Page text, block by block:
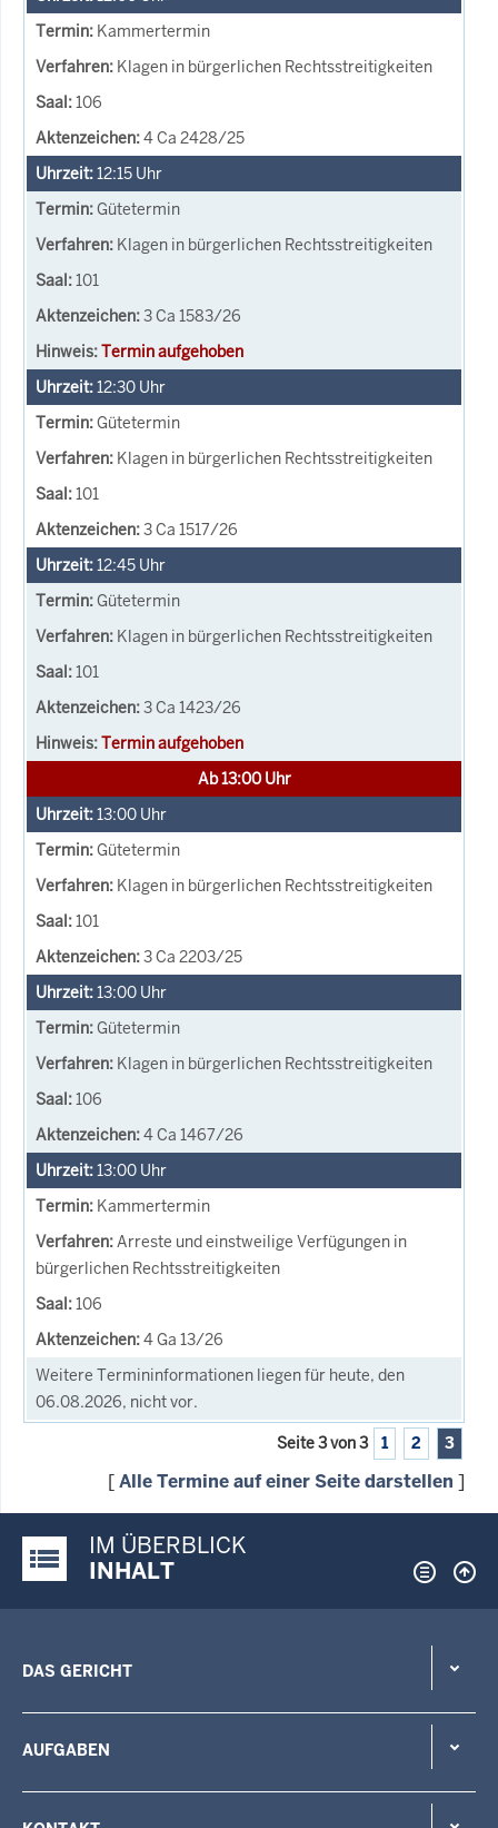
Kammertermin
Klagen in bürgerlichen Rechtsstreitigkeiten
106
4 Ca 2428/25
12:15 Uhr
Gütetermin
Klagen in bürgerlichen Rechtsstreitigkeiten
101
3 Ca 1583/26
Termin aufgehoben
12:30 Uhr
Gütetermin
Klagen in bürgerlichen Rechtsstreitigkeiten
101
3 Ca 1517/26
12:45 Uhr
Gütetermin
Klagen in bürgerlichen Rechtsstreitigkeiten
101
3 Ca 1423/26
Termin aufgehoben
Ab 13:00 Uhr
13:00 Uhr
Gütetermin
Klagen in bürgerlichen Rechtsstreitigkeiten
101
3 Ca 2203/25
13:00 Uhr
Gütetermin
Klagen in bürgerlichen Rechtsstreitigkeiten
106
4 Ca 1467/26
13:00 Uhr
Kammertermin
Arreste und einstweilige Verfügungen in
bürgerlichen Rechtsstreitigkeiten
106
4 Ga 13/26
Weitere Termininformationen liegen für heute, den
06.08.2026, nicht vor.
Seite 3 von 3 1 2 3
[Alle Termine auf einer Seite darstellen ]
Justiz-Portal im Überblick:
IM ÜBERBLICK
INHALT
DAS GERICHT
AUFGABEN